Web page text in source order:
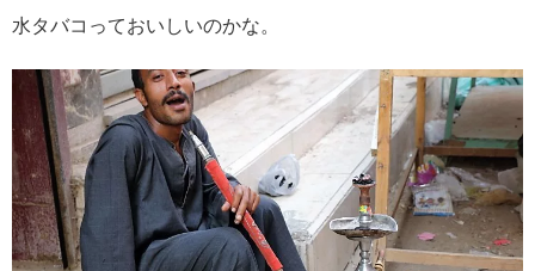
水タバコっておいしいのかな。